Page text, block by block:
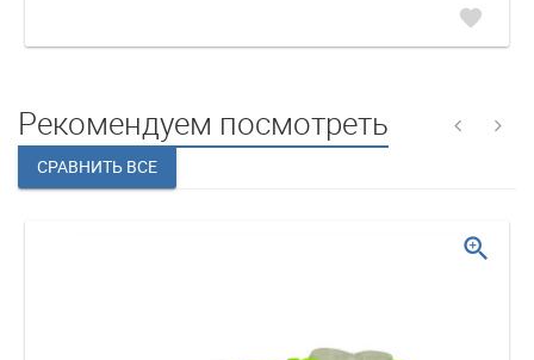
favorite
Рекомендуем посмотреть
zoom_in